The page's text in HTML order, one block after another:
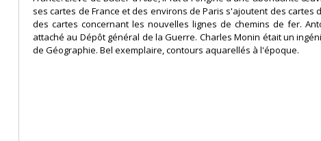
ses cartes de France et des environs de Paris s'ajoutent des cartes
des cartes concernant les nouvelles lignes de chemins de fer.
attaché au Dépôt général de la Guerre. Charles Monin était un
de Géographie. Bel exemplaire, contours aquarellés à l'époque.‎